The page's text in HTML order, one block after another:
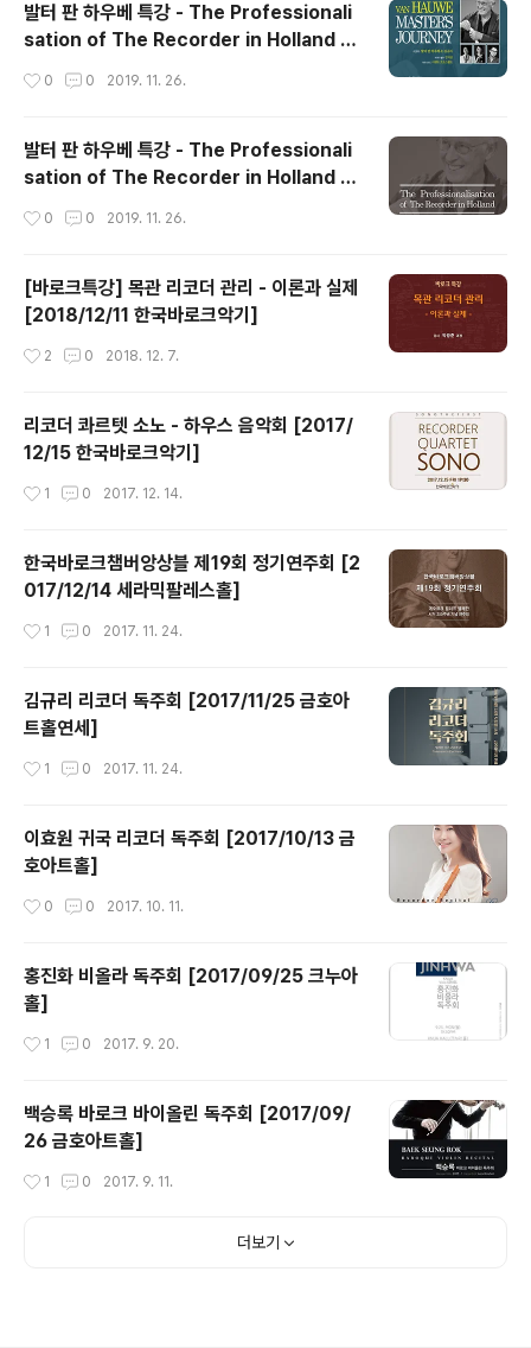
발터 판 하우베 특강 - The Professionali
sation of The Recorder in Holland [2
019/11/27 한국바로크악기]
0 0 2019. 11. 26.
발터 판 하우베 특강 - The Professionali
sation of The Recorder in Holland [2
019/11/27 한국바로크악기]
0 0 2019. 11. 26.
[바로크특강] 목관 리코더 관리 - 이론과 실제
[2018/12/11 한국바로크악기]
2 0 2018. 12. 7.
리코더 콰르텟 소노 - 하우스 음악회 [2017/
12/15 한국바로크악기]
1 0 2017. 12. 14.
한국바로크챔버앙상블 제19회 정기연주회 [2
017/12/14 세라믹팔레스홀]
1 0 2017. 11. 24.
김규리 리코더 독주회 [2017/11/25 금호아
트홀연세]
1 0 2017. 11. 24.
이효원 귀국 리코더 독주회 [2017/10/13 금
호아트홀]
0 0 2017. 10. 11.
홍진화 비올라 독주회 [2017/09/25 크누아
홀]
1 0 2017. 9. 20.
백승록 바로크 바이올린 독주회 [2017/09/
26 금호아트홀]
1 0 2017. 9. 11.
더보기